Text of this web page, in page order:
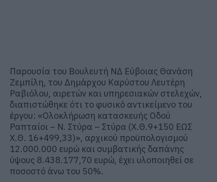
Παρουσία του Βουλευτή ΝΔ Εύβοιας Θανάση
Ζεμπίλη, του Δημάρχου Καρύστου Λευτέρη
Ραβιόλου, αιρετών και υπηρεσιακών στελεχών,
διαπιστώθηκε ότι το φυσικό αντικείμενο του
έργου: «Ολοκλήρωση κατασκευής Οδού
Ραπταίοι – Ν. Στύρα – Στύρα (Χ.Θ.9+150 ΕΩΣ
Χ.Θ. 16+499,33)», αρχικού προϋπολογισμού
12.000.000 ευρώ και συμβατικής δαπάνης
ύψους 8.438.177,70 ευρώ, έχει υλοποιηθεί σε
ποσοστό άνω του 50%.